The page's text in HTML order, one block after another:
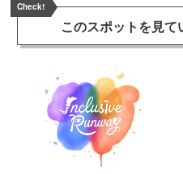
Check!
このスポットを見て